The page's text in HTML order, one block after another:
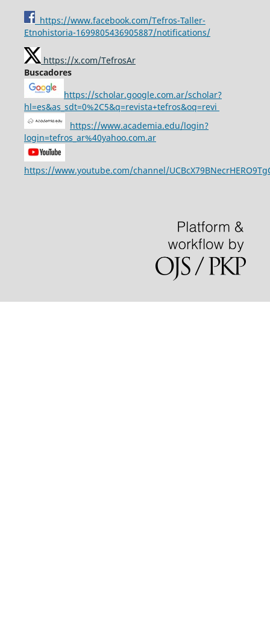
https://www.facebook.com/Tefros-Taller-
Etnohistoria-1699805436905887/notifications/
https://x.com/TefrosAr
Buscadores
https://scholar.google.com.ar/scholar?
hl=es&as_sdt=0%2C5&q=revista+tefros&oq=revi
https://www.academia.edu/login?
login=tefros_ar%40yahoo.com.ar
https://www.youtube.com/channel/